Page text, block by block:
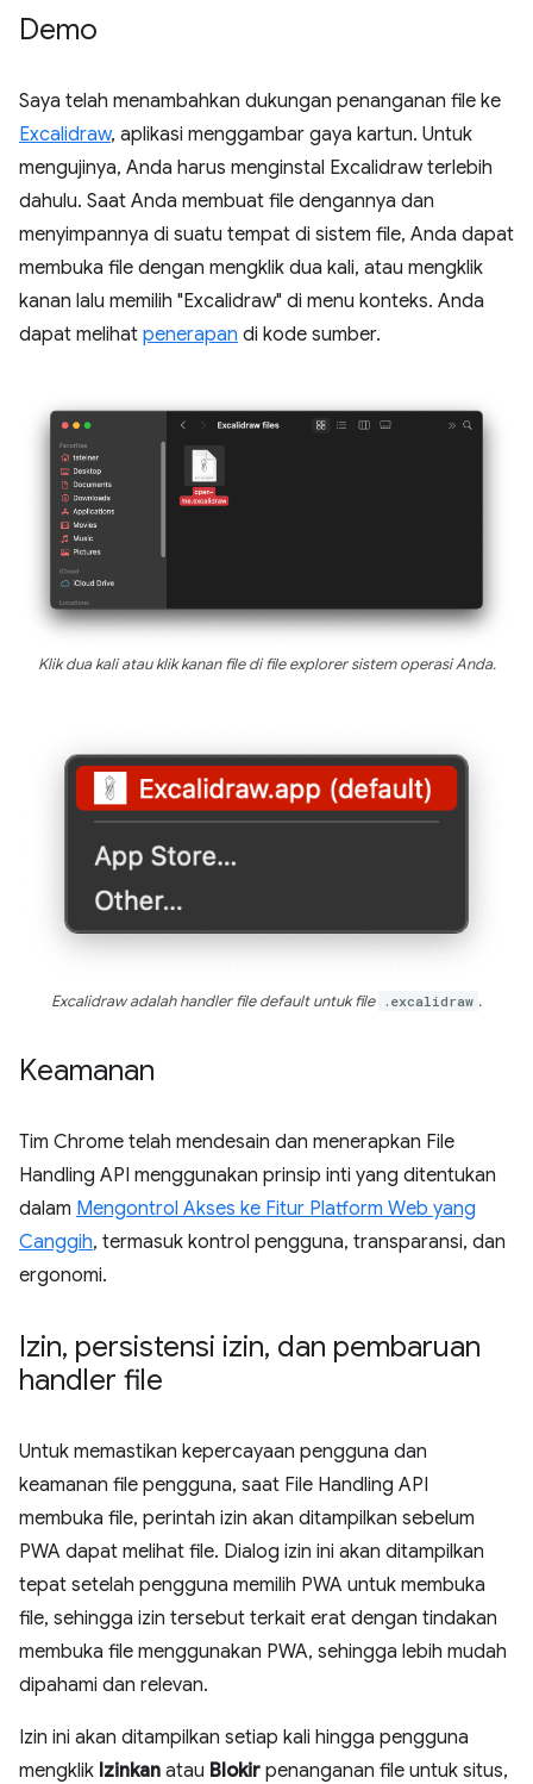
Demo
Saya telah menambahkan dukungan penanganan file ke
Excalidraw, aplikasi menggambar gaya kartun. Untuk
mengujinya, Anda harus menginstal Excalidraw terlebih
dahulu. Saat Anda membuat file dengannya dan
menyimpannya di suatu tempat di sistem file, Anda dapat
membuka file dengan mengklik dua kali, atau mengklik
kanan lalu memilih "Excalidraw" di menu konteks. Anda
dapat melihat penerapan di kode sumber.
Klik dua kali atau klik kanan file di file explorer sistem operasi Anda.
Excalidraw adalah handler file default untuk file .excalidraw .
Keamanan
Tim Chrome telah mendesain dan menerapkan File
Handling API menggunakan prinsip inti yang ditentukan
dalam Mengontrol Akses ke Fitur Platform Web yang
Canggih, termasuk kontrol pengguna, transparansi, dan
ergonomi.
Izin, persistensi izin, dan pembaruan
handler file
Untuk memastikan kepercayaan pengguna dan
keamanan file pengguna, saat File Handling API
membuka file, perintah izin akan ditampilkan sebelum
PWA dapat melihat file. Dialog izin ini akan ditampilkan
tepat setelah pengguna memilih PWA untuk membuka
file, sehingga izin tersebut terkait erat dengan tindakan
membuka file menggunakan PWA, sehingga lebih mudah
dipahami dan relevan.
Izin ini akan ditampilkan setiap kali hingga pengguna
mengklik Izinkan atau Blokir penanganan file untuk situs,